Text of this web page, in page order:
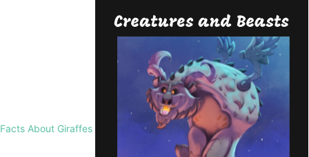
Facts About Giraffes